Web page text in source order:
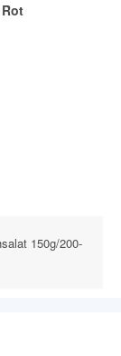
150g/200-